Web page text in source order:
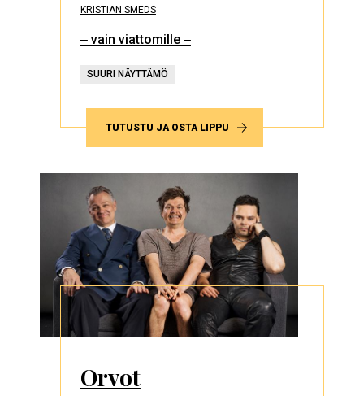
KRISTIAN SMEDS
‒ vain viattomille ‒
SUURI NÄYTTÄMÖ
TUTUSTU JA OSTA LIPPU
Orvot